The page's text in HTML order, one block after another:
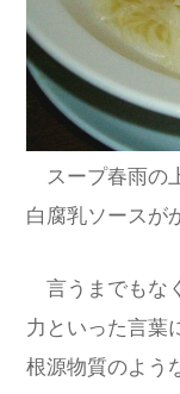
スープ春雨の
白腐乳ソースが
言うまでもな
力といった言葉
根源物質のよう